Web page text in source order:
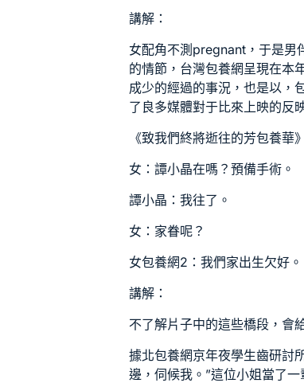
講解：
女配角不測pregnant，于是男
的情節， 台灣包養網呈現在本
成少的經過的事況，也是以，
了良多媒體對于比來上映的反
《致我們終將逝往的芳包養華》
女：譚小晶在嗎？預備手術。
譚小晶：我往了。
女：家眷呢？
女包養網2：我們家出生欠好。
講解：
不了解片子中的這些橋段，會
據北包養網京年夜學生齒研討
邊，伺候我。”這位小姐當了